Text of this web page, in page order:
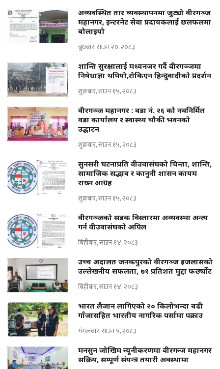
अव्यवस्थित तार व्यवस्थापनमा जुट्यो वीरगञ्ज
महानगर, इन्टरनेट सेवा प्रदायकलाई छलफलमा
बोलाइयो
बुधबार, साउन २०, २०८३
शान्ति सुरक्षालाई मध्यनजर गर्दै वीरगञ्जमा
निषेधाज्ञा थपियो,रोकिएन हिन्दुवादीको प्रदर्शन
शुक्रबार, साउन १५, २०८३
वीरगञ्ज महानगर : वडा नं. २६ को नवनिर्मित
वडा कार्यालय र स्वास्थ्य चौकी भवनको
उद्घाटन
शुक्रबार, साउन १५, २०८३
सुनसरी घटनाप्रति वीउवासंघको चिन्ता, शान्ति,
सामाजिक सद्भाव र कानुनी शासन कायम
राख्न आग्रह
शुक्रबार, साउन १५, २०८३
वीरगञ्जको सडक विस्तारमा अव्यवस्था अन्त्य
गर्न वीउवासंघको अपिल
बिहीबार, साउन १४, २०८३
उच्च अदालत जनकपुरको वीरगञ्ज इजलासको
उल्लेखनीय सफलता, ७१ प्रतिशत मुद्दा फर्छ्योट
बिहीबार, साउन १४, २०८३
भारत लैजान लागिएको २० किलोभन्दा बढी
गाँजासहित भारतीय नागरिक पर्सामा पक्राउ
मंगलबार, साउन ५, २०८३
मनसुन जोखिम न्यूनीकरणमा वीरगन्ज महानगर
सक्रिय, सम्पूर्ण संयन्त्र तयारी अवस्थामा